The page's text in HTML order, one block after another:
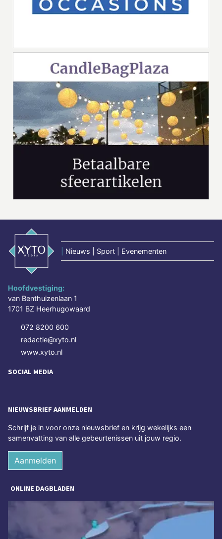
Nieuws | Sport | Evenementen
Hoofdvestiging:
van Benthuizenlaan 1
1701 BZ Heerhugowaard
072 8200 600
redactie@xyto.nl
www.xyto.nl
SOCIAL MEDIA
NIEUWSBRIEF AANMELDEN
Schrijf je in voor onze nieuwsbrief en krijg wekelijks een
samenvatting van alle gebeurtenissen uit jouw regio.
Aanmelden
ONLINE DAGBLADEN